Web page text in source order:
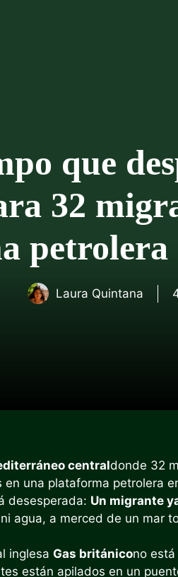
que
32
petrolera
Laura Quintana
centraldonde 32
una plataforma petrolera
desesperada: Un migrante
agua, a merced de un mar
inglesa Gas británicono
están apilados en un